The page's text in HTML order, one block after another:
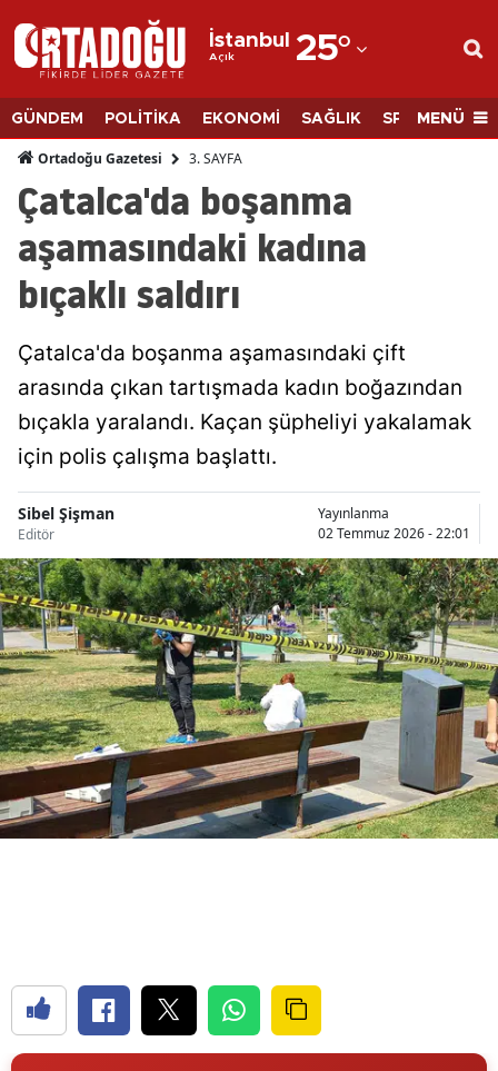
İstanbul
Açık 25°
Adana
Adıyaman
Afyonkarahisar
Ağrı
Amasya
Ankara
Artvin
Aydın
Bingöl
Bitlis
Bolu
Burdur
Bursa
Çanakkale
Çankırı
Edirne
GÜNDEM POLİTİKA EKONOMİ SAĞLIK SPORMENÜ
Ortadoğu Gazetesi 3. SAYFA
Çatalca'da boşanma
aşamasındaki kadına
bıçaklı saldırı
Çatalca'da boşanma aşamasındaki çift
arasında çıkan tartışmada kadın boğazından
bıçakla yaralandı. Kaçan şüpheliyi yakalamak
için polis çalışma başlattı.
Sibel Şişman
Editör
Yayınlanma
02 Temmuz 2026 - 22:01